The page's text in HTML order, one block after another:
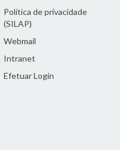
Política de privacidade
(SILAP)
Webmail
Intranet
Efetuar Login